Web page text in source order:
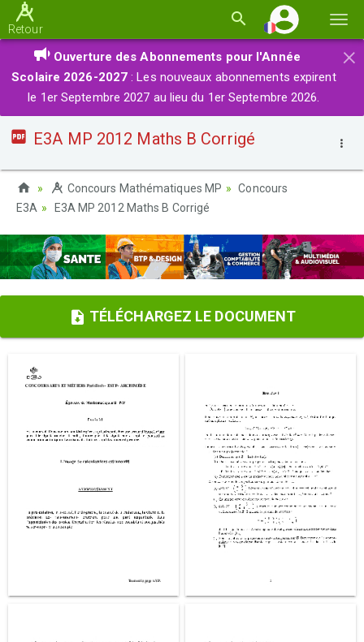
la
Retour
×
Ouverture des Abonnements pour l'Année
Scolaire 2026-2027 : Les nouveaux abonnements expirent
le 1er Septembre 2027 au lieu du 1er Septembre 2026.
E3A MP 2012 Maths B Corrigé
Concours Mathématiques MP
Concours
E3A
E3A MP 2012 Maths B Corrigé
TÉLÉCHARGEZ LE DOCUMENT